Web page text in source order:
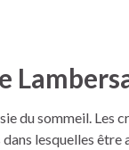
du sommeil. Les
lesquelles